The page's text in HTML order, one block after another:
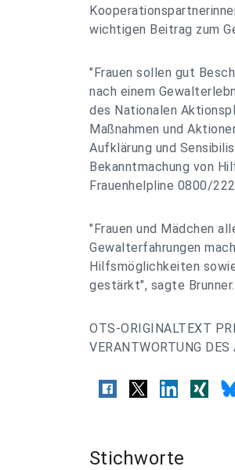
wichtigen Beitrag zum
"Frauen sollen gut
nach einem
des Nationalen
Maßnahmen und
Aufklärung und
Bekanntmachung von
Frauenhelpline 0800/
"Frauen und Mädchen
Gewalterfahrungen
Hilfsmöglichkeiten
gestärkt", sagte
OTS-ORIGINALTEXT
VERANTWORTUNG
Stichworte